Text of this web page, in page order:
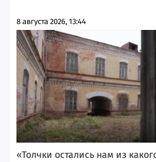
8 августа 2026, 13:44
«Толчки остались нам из